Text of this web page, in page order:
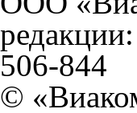
506-844
©